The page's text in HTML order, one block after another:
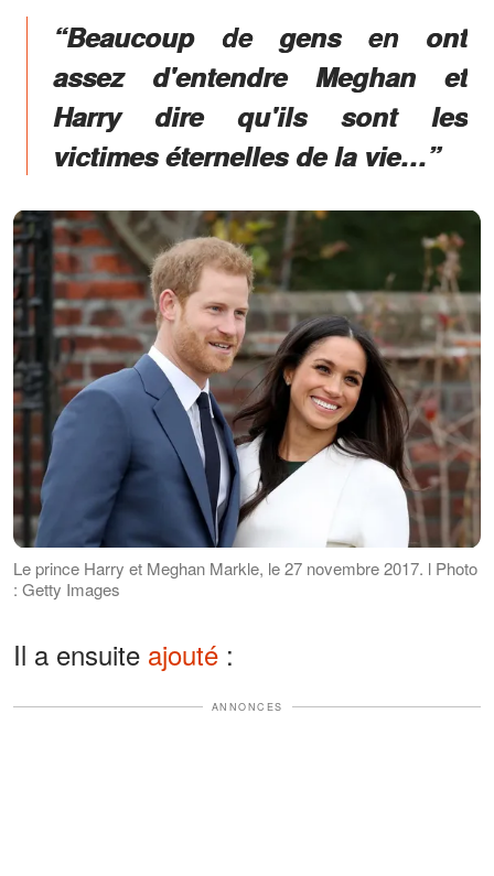
“Beaucoup de gens en ont
assez d'entendre Meghan et
Harry dire qu'ils sont les
victimes éternelles de la vie…”
Le prince Harry et Meghan Markle, le 27 novembre 2017. l Photo
: Getty Images
Il a ensuite ajouté :
ANNONCES